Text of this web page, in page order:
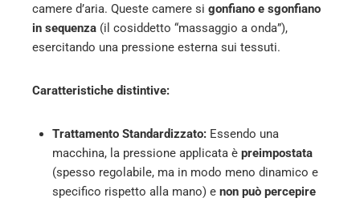
camere d’aria. Queste camere si gonfiano e sgonfiano
in sequenza (il cosiddetto “massaggio a onda”),
esercitando una pressione esterna sui tessuti.
Caratteristiche distintive:
Trattamento Standardizzato: Essendo una
macchina, la pressione applicata è preimpostata
(spesso regolabile, ma in modo meno dinamico e
specifico rispetto alla mano) e non può percepire